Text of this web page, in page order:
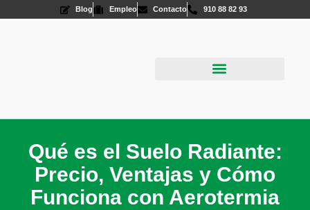
Blog Empleo Contacto 910 88 82 93
Qué es el Suelo Radiante:
Precio, Ventajas y Cómo
Funciona con Aerotermia